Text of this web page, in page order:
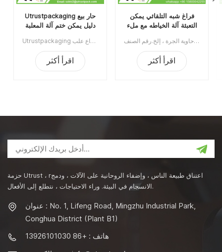
Utrustpackaging حار بيع
دليل يمكن ختم آلة المعلبة
Utrustpackaging دليل البيع الساخن للعلبة ، آلة ختم الطعام المعلب ، مناسبة لإغلاق جميع أنواع علب PET / علب الورق المركبة ، علب الصفيح أو غيرها من الحاويات المستديرة. كفاءة عالية عن طريق النقل الميكانيكي ، الهياكل البسيطة والملائمة للصيانة ، وخفيفة الوزن وسهلة التشغيل.الحد الأدنى للطلب:1قسط:تي / تميناء الشحن:قوانغتشوالمنطقة الأصلية:الصينمهلة:3-5 أيام بعد تلقي الودائع
اقرأ أكثر
فراغ شبه التلقائي يمكن
التعبئة آلة الخياطه مع ملء
آلة تغليف العلب ذات الفراغ شبه الأوتوماتيكية مع النيتروجين الملئ يستخدم على نطاق واسع في صناعة الأغذية ، الكيماويات ، الأدوية ، الشرب ، ينطبق على علب البلاستيك / القصدير / الألومنيوم ، الزجاجة ، حاوية الجرة ، إلخ.رقم الصنف:UT1BFG6الحد الأدنى للطلب:1قسط:TTميناء الشحن:قوانغتشوالمنطقة الأصلية:قوانغتشو، الصينمهلة:15 يوما بعد تلقي الودائع
اقرأ أكثر
حزمة Utrust ، rاعتناق طبيعة الناس ، وإضفاء الروحانية على الآلات ، ودمج
الانسجام في البيئة. وراء الاحتياجات ، نتطلع إلى الأفعال.
عنوان : No. 1, Lifeng Road, Mingzhu Industrial Park,
Conghua District (Plant B1)
هاتف : +86 13926101030